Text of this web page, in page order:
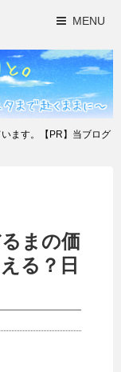
MENU
ます。【PR】当ブログ
まの価
る？日